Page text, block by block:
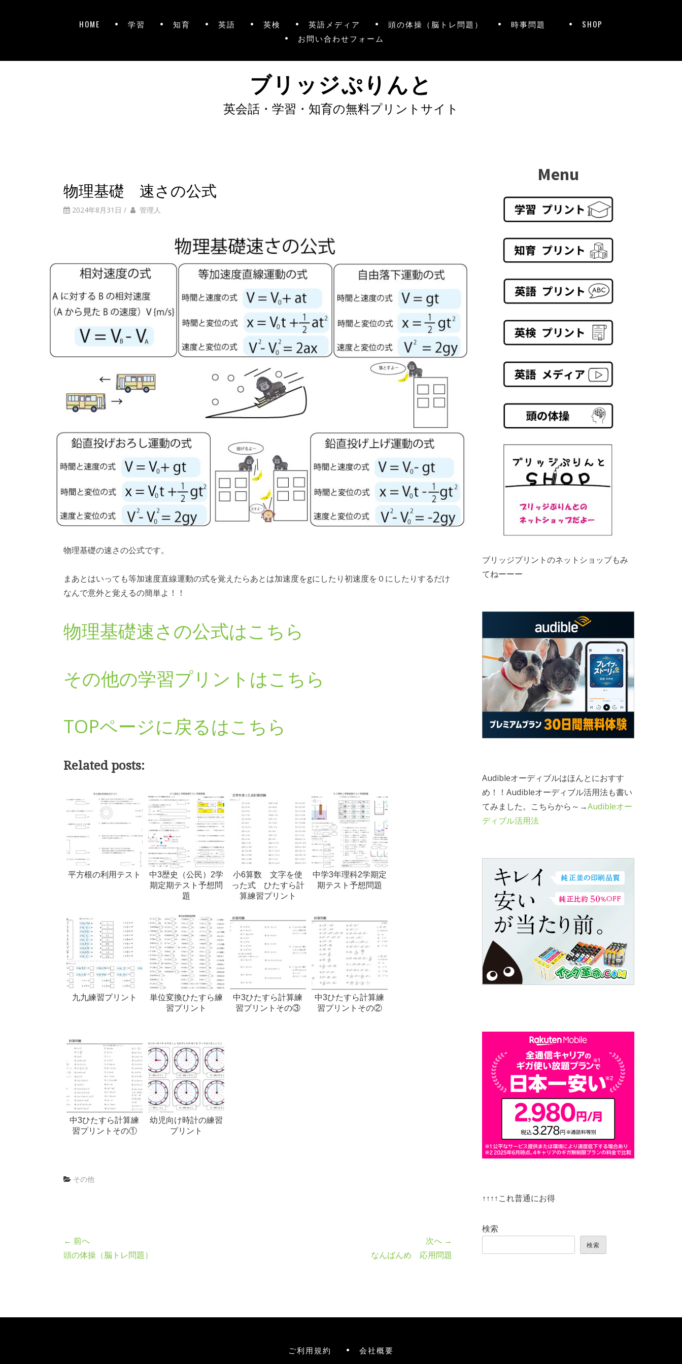
HOME 学習 知育 英語 英検 英語メディア 頭の体操（脳トレ問題） 時事問題
SHOP
お問い合わせフォーム
ブリッジぷりんと
英会話・学習・知育の無料プリントサイト
物理基礎 速さの公式
2024年8月31日 / 管理人
物理基礎の速さの公式です。
まあとはいっても等加速度直線運動の式を覚えたらあとは加速度をgにしたり初速度を０にしたりするだけ
なんで意外と覚えるの簡単よ！！
物理基礎速さの公式はこちら
その他の学習プリントはこちら
TOPページに戻るはこちら
Related posts:
平方根の利用テスト
中3歴史（公民）2学
期定期テスト予想問
題
小6算数 文字を使
った式 ひたすら計
算練習プリント
中学3年理科2学期定
期テスト予想問題
九九練習プリント
単位変換ひたすら練
習プリント
中3ひたすら計算練
習プリントその③
中3ひたすら計算練
習プリントその②
中3ひたすら計算練
習プリントその①
幼児向け時計の練習
プリント
その他
← 前へ
頭の体操（脳トレ問題）
次へ →
なんばんめ 応用問題
Menu
ブリッジプリントのネットショップもみ
てねーーー
Audibleオーディブルはほんとにおすす
め！！Audibleオーディブル活用法も書い
てみました。こちらから～→Audibleオー
ディブル活用法
↑↑↑↑これ普通にお得
検索
検索
ご利用規約 会社概要